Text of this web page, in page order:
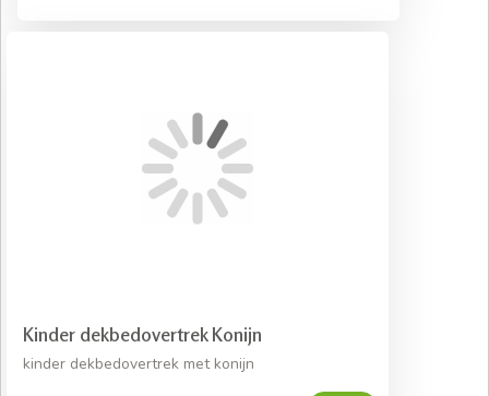
Kinder dekbedovertrek Konijn
kinder dekbedovertrek met konijn